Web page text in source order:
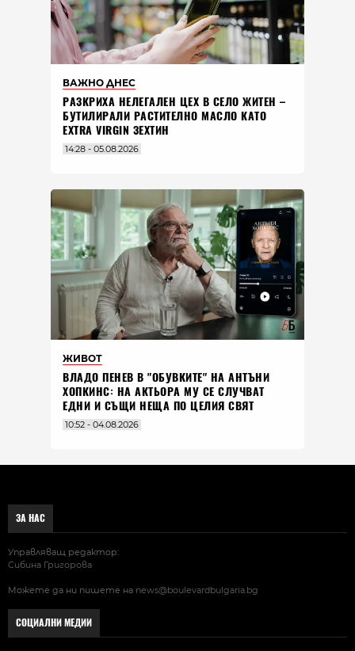
ВАЖНО ДНЕС
РАЗКРИХА НЕЛЕГАЛЕН ЦЕХ В СЕЛО ЖИТЕН –
БУТИЛИРАЛИ РАСТИТЕЛНО МАСЛО КАТО
EXTRA VIRGIN ЗЕХТИН
14:28 - 05.08.2026
ЖИВОТ
ВЛАДO ПЕНЕВ В "ОБУВКИТЕ" НА АНТЪНИ
ХОПКИНС: НА АКТЬОРА МУ СЕ СЛУЧВАТ
ЕДНИ И СЪЩИ НЕЩА ПО ЦЕЛИЯ СВЯТ
10:52 - 04.08.2026
ЗА НАС
Управляващ редактор:
Сибина Григорова
Можете да ни пишете на news@boulevardbulgaria.bg
СОЦИАЛНИ МЕДИИ